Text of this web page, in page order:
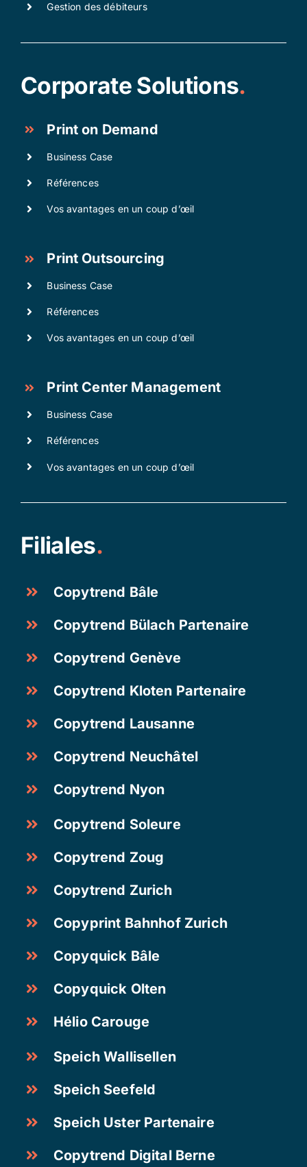
Gestion des débiteurs
Corporate Solutions.
Print on Demand
Business Case
Références
Vos avantages en un coup d’œil
Print Outsourcing
Business Case
Références
Vos avantages en un coup d’œil
Print Center Management
Business Case
Références
Vos avantages en un coup d’œil
Filiales.
Copytrend Bâle
Copytrend Bülach Partenaire
Copytrend Genève
Copytrend Kloten Partenaire
Copytrend Lausanne
Copytrend Neuchâtel
Copytrend Nyon
Copytrend Soleure
Copytrend Zoug
Copytrend Zurich
Copyprint Bahnhof Zurich
Copyquick Bâle
Copyquick Olten
Hélio Carouge
Speich Wallisellen
Speich Seefeld
Speich Uster Partenaire
Copytrend Digital Berne